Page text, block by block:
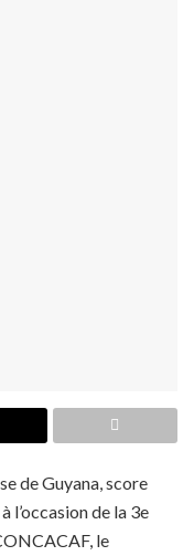
de Guyana, score
l’occasion de la 3e
le